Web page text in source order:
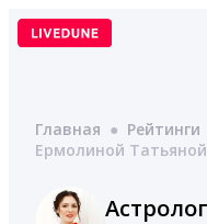
Перейти
Главная ● Рейтинги
Ермолиной Татьяной